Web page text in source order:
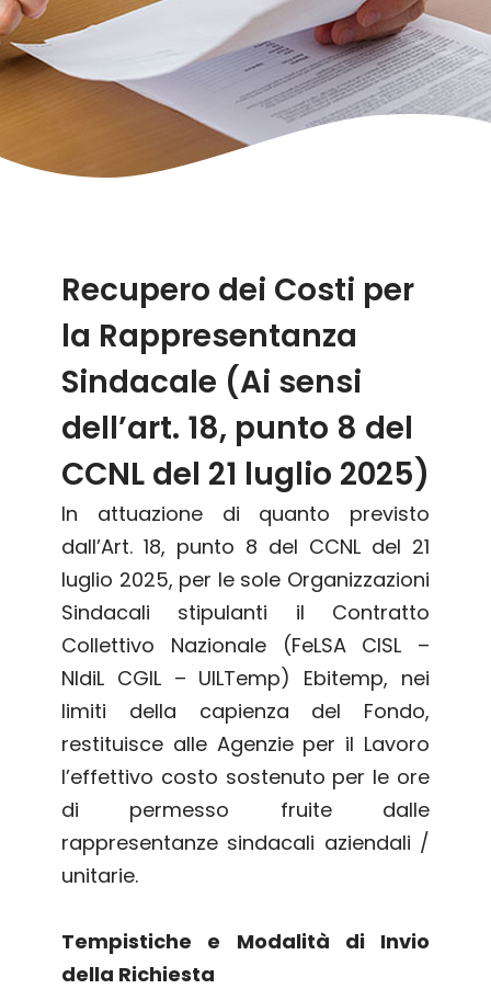
Sindacali
Recupero dei Costi per
la Rappresentanza
Sindacale (Ai sensi
dell’art. 18, punto 8 del
CCNL del 21 luglio 2025)
In attuazione di quanto previsto
dall’Art. 18, punto 8 del CCNL del 21
luglio 2025, per le sole Organizzazioni
Sindacali stipulanti il Contratto
Collettivo Nazionale (FeLSA CISL –
NIdiL CGIL – UILTemp) Ebitemp, nei
limiti della capienza del Fondo,
restituisce alle Agenzie per il Lavoro
l’effettivo costo sostenuto per le ore
di permesso fruite dalle
rappresentanze sindacali aziendali /
unitarie.
Tempistiche e Modalità di Invio
della Richiesta